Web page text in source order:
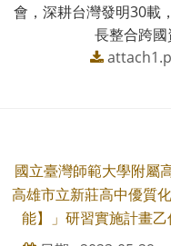
會，深耕台灣發明30載
長整合跨
國立臺灣師範大學附屬
高雄市立新莊高中優質
能】」研習實施計畫乙